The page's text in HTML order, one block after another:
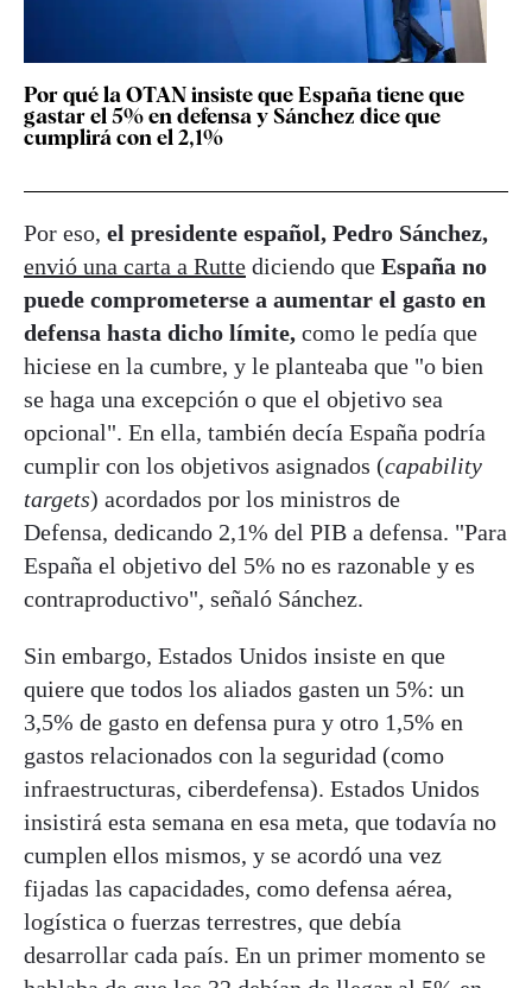
Por qué la OTAN insiste que España tiene que
gastar el 5% en defensa y Sánchez dice que
cumplirá con el 2,1%
Por eso, el presidente español, Pedro Sánchez,
envió una carta a Rutte diciendo que España no
puede comprometerse a aumentar el gasto en
defensa hasta dicho límite, como le pedía que
hiciese en la cumbre, y le planteaba que "o bien
se haga una excepción o que el objetivo sea
opcional". En ella, también decía España podría
cumplir con los objetivos asignados (capability
targets) acordados por los ministros de
Defensa, dedicando 2,1% del PIB a defensa. "Para
España el objetivo del 5% no es razonable y es
contraproductivo", señaló Sánchez.
Sin embargo, Estados Unidos insiste en que
quiere que todos los aliados gasten un 5%: un
3,5% de gasto en defensa pura y otro 1,5% en
gastos relacionados con la seguridad (como
infraestructuras, ciberdefensa). Estados Unidos
insistirá esta semana en esa meta, que todavía no
cumplen ellos mismos, y se acordó una vez
fijadas las capacidades, como defensa aérea,
logística o fuerzas terrestres, que debía
desarrollar cada país. En un primer momento se